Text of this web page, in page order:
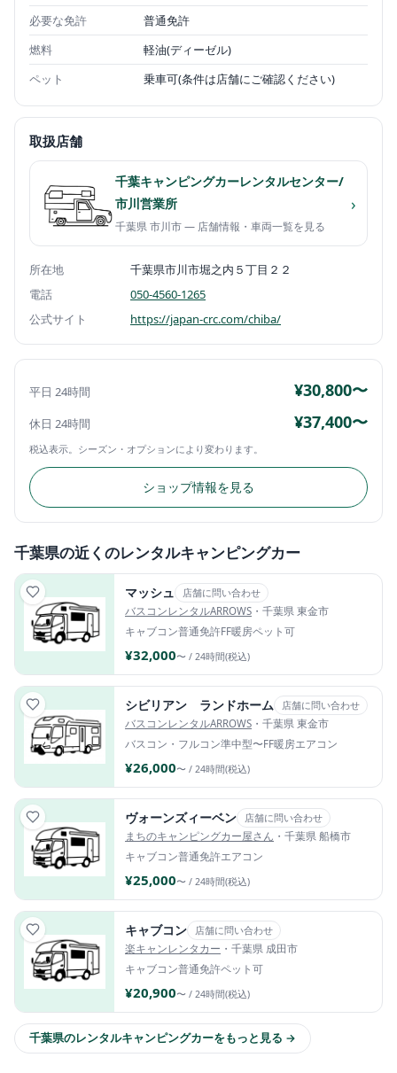
必要な免許
普通免許
燃料
軽油(ディーゼル)
ペット
乗車可(条件は店舗にご確認ください)
取扱店舗
千葉キャンピングカーレンタルセンター/
市川営業所
千葉県 市川市 — 店舗情報・車両一覧を見る
›
所在地
千葉県市川市堀之内５丁目２２
電話
050-4560-1265
公式サイト
https://japan-crc.com/chiba/
平日 24時間 ¥30,800〜
休日 24時間 ¥37,400〜
税込表示。シーズン・オプションにより変わります。
ショップ情報を見る
千葉県の近くのレンタルキャンピングカー
マッシュ 店舗に問い合わせ
バスコンレンタルARROWS ・千葉県 東金市
キャブコン普通免許FF暖房ペット可
¥32,000〜 / 24時間(税込)
シビリアン ランドホーム 店舗に問い合わせ
バスコンレンタルARROWS ・千葉県 東金市
バスコン・フルコン準中型〜FF暖房エアコン
¥26,000〜 / 24時間(税込)
ヴォーンズィーベン 店舗に問い合わせ
まちのキャンピングカー屋さん ・千葉県 船橋市
キャブコン普通免許エアコン
¥25,000〜 / 24時間(税込)
キャブコン 店舗に問い合わせ
楽キャンレンタカー ・千葉県 成田市
キャブコン普通免許ペット可
¥20,900〜 / 24時間(税込)
千葉県のレンタルキャンピングカーをもっと見る →